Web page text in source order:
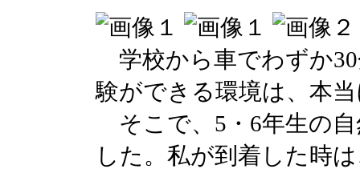
学校から車でわずか
験ができる環境は、本
そこで、5・6年生の
した。私が到着した時